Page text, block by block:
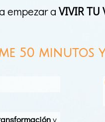
empezar a VIVIR TU
50 minutos
y